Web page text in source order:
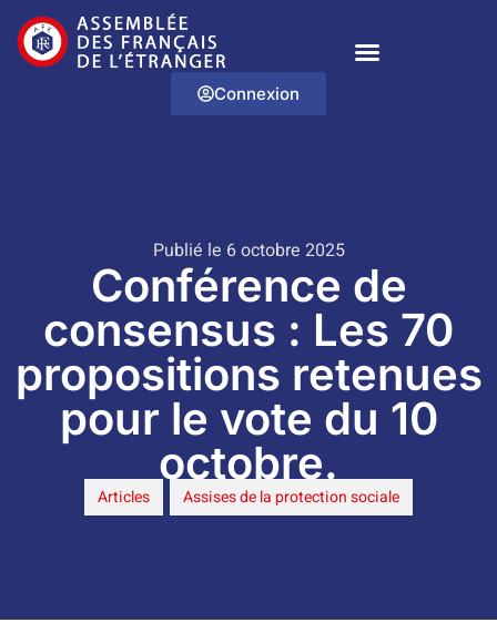
Connexion
Publié le 6 octobre 2025
Conférence de
consensus : Les 70
propositions retenues
pour le vote du 10
octobre.
Articles Assises de la protection sociale